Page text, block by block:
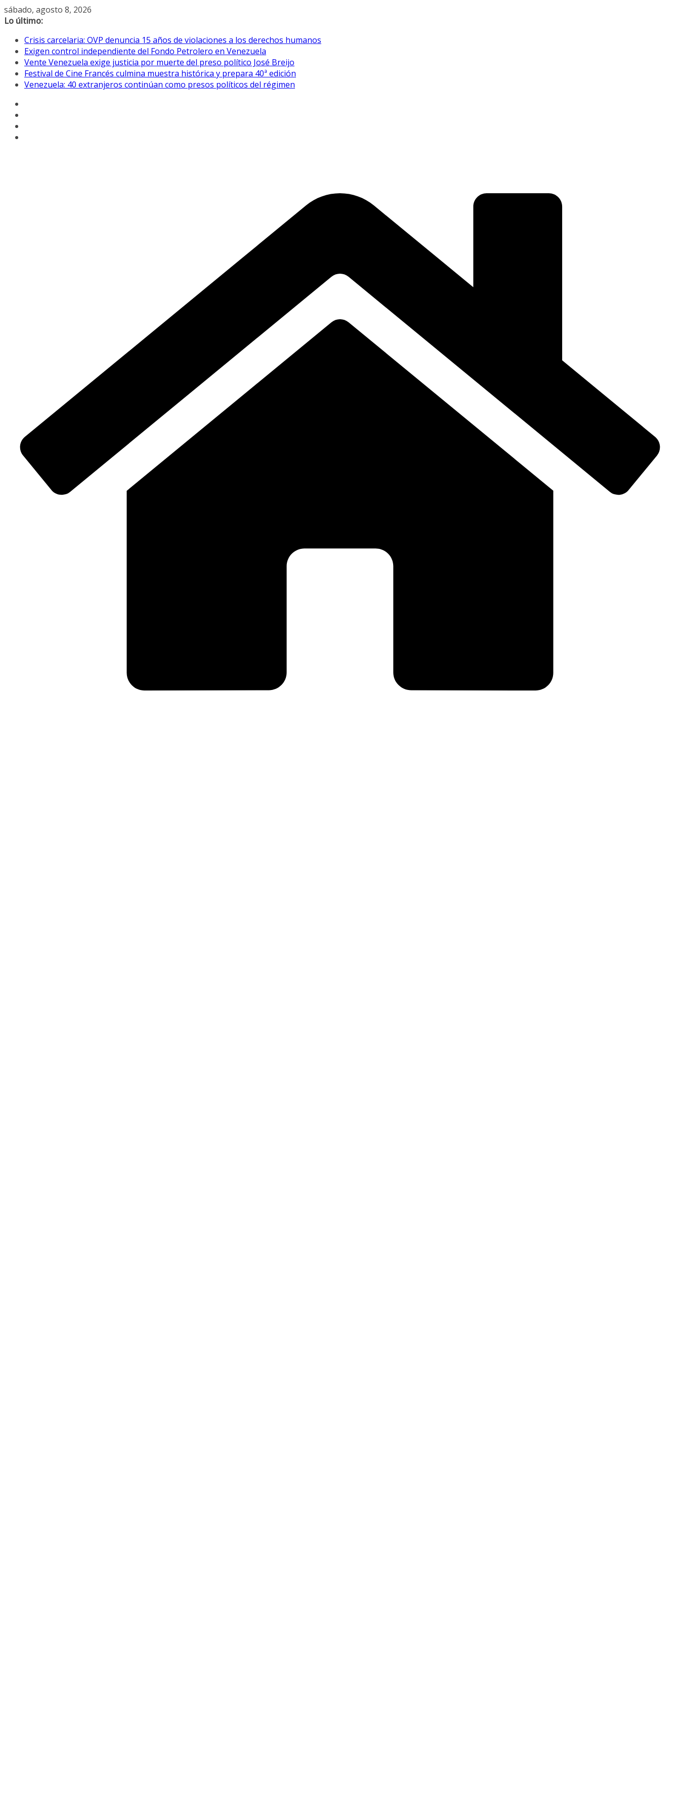
Saltar
al
sábado, agosto 8, 2026
Lo último:
Crisis carcelaria: OVP denuncia 15 años de violaciones a los derechos humanos
Exigen control independiente del Fondo Petrolero en Venezuela
Vente Venezuela exige justicia por muerte del preso político José Breijo
Festival de Cine Francés culmina muestra histórica y prepara 40ª edición
Venezuela: 40 extranjeros continúan como presos políticos del régimen